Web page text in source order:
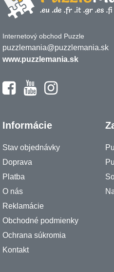
Internetový obchod Puzzle
puzzlemania@puzzlemania.sk
www.puzzlemania.sk
Informácie
Stav objednávky
Doprava
Platba
O nás
Reklamácie
Obchodné podmienky
Ochrana súkromia
Kontakt